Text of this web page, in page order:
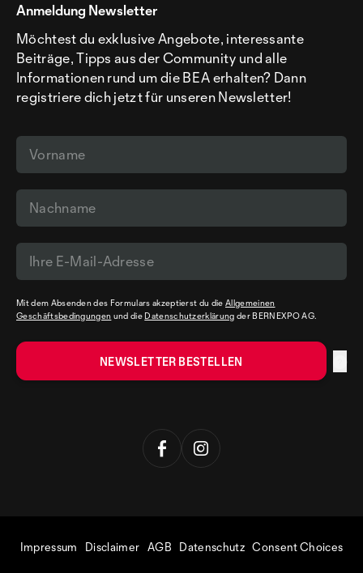
Anmeldung Newsletter
Möchtest du exklusive Angebote, interessante
Beiträge, Tipps aus der Community und alle
Informationen rund um die BEA erhalten? Dann
registriere dich jetzt für unseren Newsletter!
Mit dem Absenden des Formulars akzeptierst du dieAllgemeinen
Geschäftsbedingungen und die Datenschutzerklärung der BERNEXPO AG.
Impressum Disclaimer AGB Datenschutz Consent Choices